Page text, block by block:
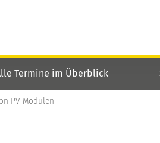
Termine im Überblick
PV-Modulen